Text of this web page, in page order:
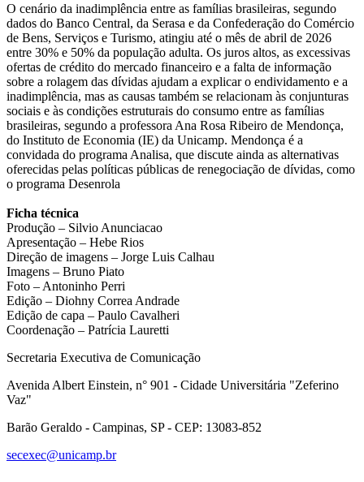
O cenário da inadimplência entre as famílias brasileiras, segundo
dados do Banco Central, da Serasa e da Confederação do Comércio
de Bens, Serviços e Turismo, atingiu até o mês de abril de 2026
entre 30% e 50% da população adulta. Os juros altos, as excessivas
ofertas de crédito do mercado financeiro e a falta de informação
sobre a rolagem das dívidas ajudam a explicar o endividamento e a
inadimplência, mas as causas também se relacionam às conjunturas
sociais e às condições estruturais do consumo entre as famílias
brasileiras, segundo a professora Ana Rosa Ribeiro de Mendonça,
do Instituto de Economia (IE) da Unicamp. Mendonça é a
convidada do programa Analisa, que discute ainda as alternativas
oferecidas pelas políticas públicas de renegociação de dívidas, como
o programa Desenrola
Ficha técnica
Produção – Silvio Anunciacao
Apresentação – Hebe Rios
Direção de imagens – Jorge Luis Calhau
Imagens – Bruno Piato
Foto – Antoninho Perri
Edição – Diohny Correa Andrade
Edição de capa – Paulo Cavalheri
Coordenação – Patrícia Lauretti
Secretaria Executiva de Comunicação
Avenida Albert Einstein, n° 901 - Cidade Universitária "Zeferino
Vaz"
Barão Geraldo - Campinas, SP - CEP: 13083-852
secexec@unicamp.br